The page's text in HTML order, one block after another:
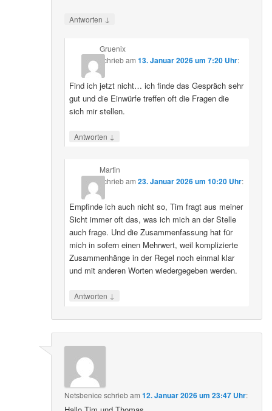
Antworten ↓
Gruenix
schriebam 13. Januar 2026 um 7:20 Uhr:
Find ich jetzt nicht… ich finde das Gespräch sehr
gut und die Einwürfe treffen oft die Fragen die
sich mir stellen.
Antworten ↓
Martin
schriebam 23. Januar 2026 um 10:20 Uhr:
Empfinde ich auch nicht so, Tim fragt aus meiner
Sicht immer oft das, was ich mich an der Stelle
auch frage. Und die Zusammenfassung hat für
mich in sofern einen Mehrwert, weil komplizierte
Zusammenhänge in der Regel noch einmal klar
und mit anderen Worten wiedergegeben werden.
Antworten ↓
Netsbenice schriebam12. Januar 2026 um 23:47 Uhr: